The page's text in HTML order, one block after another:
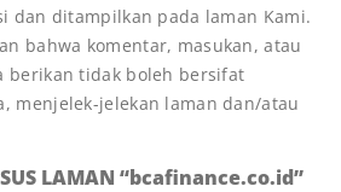
dan ditampilkan pada laman Kami.
bahwa komentar, masukan, atau
berikan tidak boleh bersifat
menjelek-jelekan laman dan/atau
LAMAN “bcafinance.co.id”